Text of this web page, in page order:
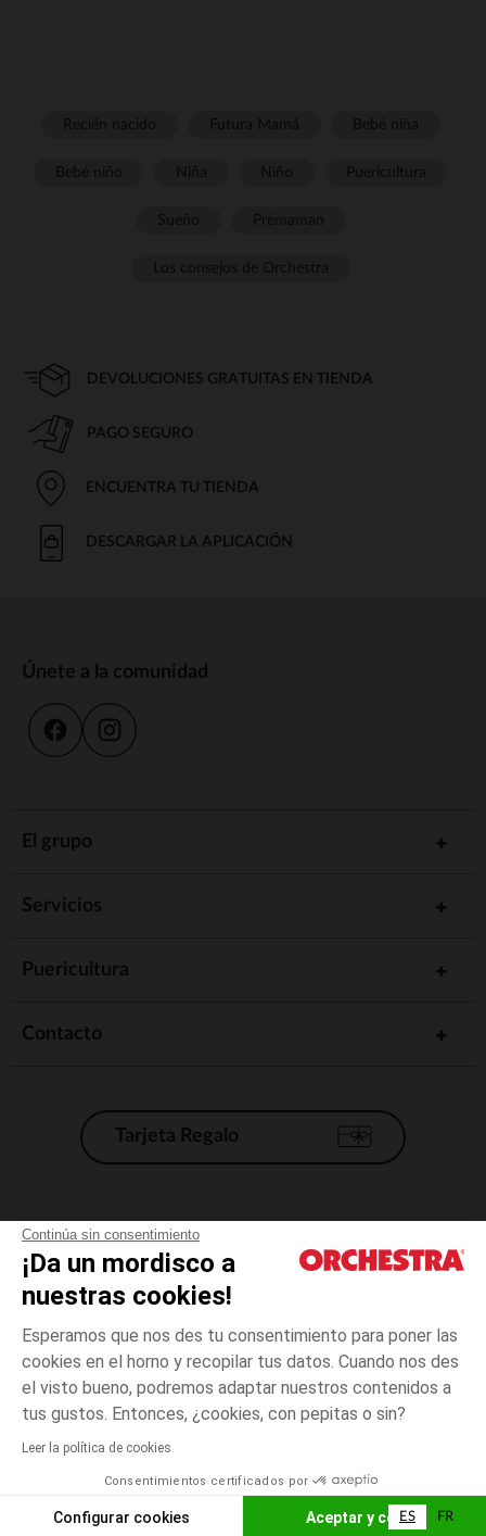
Continúa sin consentimiento
¡Da un mordisco a
nuestras cookies!
Esperamos que nos des tu consentimiento para poner las
cookies en el horno y recopilar tus datos. Cuando nos des
el visto bueno, podremos adaptar nuestros contenidos a
tus gustos. Entonces, ¿cookies, con pepitas o sin?
Leer la política de cookies
Consentimientos certificados por
Configurar cookies Aceptar y cerrar
Marrón
3
El pago medidante
AÑADIR A LA CESTA
DEVOLUCIONES GRATUITAS EN TIENDA
PAGO SEGURO
ENCUENTRA TU TIENDA
DESCARGAR LA APLICACIÓN
Únete a la comunidad
El grupo
Servicios
Puericultura
Contacto
Tarjeta Regalo
Condiciones generales de venta
Aviso Legal
*Condiciones de las ofertas actuales
Gestión de las cookies
Accesibilidad: no conforme
Orchestra adhiere al código de ética de la Federación Francesa de comercio
electrónico y venta a distancia (FEVAD) y al sistema de mediación de
ES FR